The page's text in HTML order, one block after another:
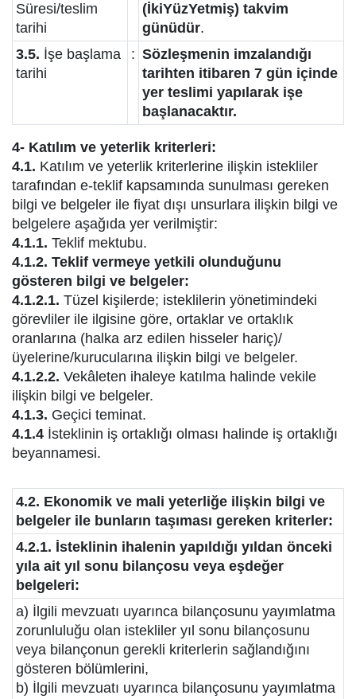
Süresi/teslim
tarihi
(İkiYüzYetmiş) takvim
günüdür.
3.5. İşe başlama
tarihi
: Sözleşmenin imzalandığı
tarihten itibaren 7 gün içinde
yer teslimi yapılarak işe
başlanacaktır.
4- Katılım ve yeterlik kriterleri:
4.1. Katılım ve yeterlik kriterlerine ilişkin istekliler
tarafından e-teklif kapsamında sunulması gereken
bilgi ve belgeler ile fiyat dışı unsurlara ilişkin bilgi ve
belgelere aşağıda yer verilmiştir:
4.1.1. Teklif mektubu.
4.1.2. Teklif vermeye yetkili olunduğunu
gösteren bilgi ve belgeler:
4.1.2.1. Tüzel kişilerde; isteklilerin yönetimindeki
görevliler ile ilgisine göre, ortaklar ve ortaklık
oranlarına (halka arz edilen hisseler hariç)/
üyelerine/kurucularına ilişkin bilgi ve belgeler.
4.1.2.2. Vekâleten ihaleye katılma halinde vekile
ilişkin bilgi ve belgeler.
4.1.3. Geçici teminat.
4.1.4 İsteklinin iş ortaklığı olması halinde iş ortaklığı
beyannamesi.
4.2. Ekonomik ve mali yeterliğe ilişkin bilgi ve
belgeler ile bunların taşıması gereken kriterler:
4.2.1. İsteklinin ihalenin yapıldığı yıldan önceki
yıla ait yıl sonu bilançosu veya eşdeğer
belgeleri:
a) İlgili mevzuatı uyarınca bilançosunu yayımlatma
zorunluluğu olan istekliler yıl sonu bilançosunu
veya bilançonun gerekli kriterlerin sağlandığını
gösteren bölümlerini,
b) İlgili mevzuatı uyarınca bilançosunu yayımlatma